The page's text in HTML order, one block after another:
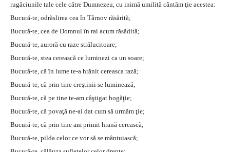
rugăciunile tale cele către Dumnezeu, cu inimă umilită cântăm ţie acestea:
Bucură-te, odrăslirea cea în Târnov răsărită;
Bucură-te, cea de Domnul în rai acum răsădită;
Bucură-te, auroră cu raze strălucitoare;
Bucură-te, stea cerească ce luminezi ca un soare;
Bucură-te, că în lume te-a hrănit cereasca rază;
Bucură-te, că prin tine creştinii se luminează;
Bucură-te, că pe tine te-am câştigat bogăţie;
Bucură-te, că povaţă ne-ai dat cum să urmăm ţie;
Bucură-te, că prin tine am primit hrană cerească;
Bucură-te, pilda celor ce vor să se mântuiască;